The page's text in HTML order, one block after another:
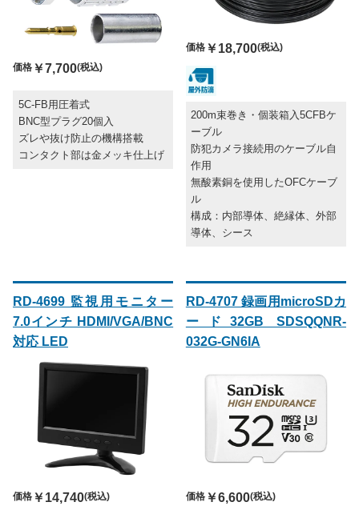
価格 ￥7,700(税込)
5C-FB用圧着式
BNC型プラグ20個入
ズレや抜け防止の機構搭載
コンタクト部は金メッキ仕上げ
価格￥18,700(税込)
200m束巻き・個装箱入5CFBケ
ーブル
防犯カメラ接続用のケーブル自
作用
無酸素銅を使用したOFCケーブ
ル
構成：内部導体、絶縁体、外部
導体、シース
RD-4699 監視用モニター
7.0インチ HDMI/VGA/BNC
対応 LED
価格 ￥14,740(税込)
RD-4707 録画用microSDカ
ード32GB SDSQQNR-
032G-GN6IA
価格￥6,600(税込)